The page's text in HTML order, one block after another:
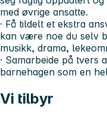
med øvrige ansatte.
· Få tildelt et ekstra
kan være noe du selv
musikk, drama,
· Samarbeide på tvers
barnehagen som en
Vi tilbyr